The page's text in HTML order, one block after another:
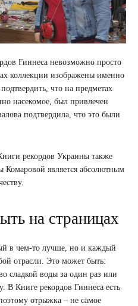
Гиннеса невозможно просто
коллекции изображены именно
что на предметах
насекомое, был привлечен
подтвердила, что это были
рекордов Украины также
Комаровой является абсолютным
на страницах
в чем-то лучше, но и каждый
отрасли. Это может быть:
сладкой воды за один раз или
В Книге рекордов Гиннеса есть
отрыжка – не самое